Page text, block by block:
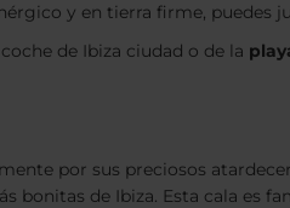
y en tierra firme, puedes
de Ibiza ciudad o de la
por sus preciosos
bonitas de Ibiza. Esta cala es